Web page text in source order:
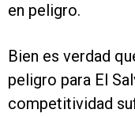
en peligro.
Bien es verdad
peligro para El
competitividad